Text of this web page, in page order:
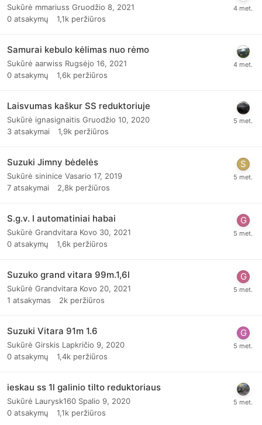
Sukūrė mmariuss Gruodžio 8, 2021
0 atsakymų 1,1k peržiūros
Samurai kebulo kėlimas nuo rėmo
Sukūrė aarwiss Rugsėjo 16, 2021
0 atsakymų 1,6k peržiūros
Laisvumas kaškur SS reduktoriuje
Sukūrė ignasignaitis Gruodžio 10, 2020
3 atsakymai 1,9k peržiūros
Suzuki Jimny bėdelės
Sukūrė sininice Vasario 17, 2019
7 atsakymai 2,8k peržiūros
S.g.v. I automatiniai habai
Sukūrė Grandvitara Kovo 30, 2021
0 atsakymų 1,6k peržiūros
Suzuko grand vitara 99m.1,6l
Sukūrė Grandvitara Kovo 20, 2021
1 atsakymas 2k peržiūros
Suzuki Vitara 91m 1.6
Sukūrė Girskis Lapkričio 9, 2020
0 atsakymų 1,4k peržiūros
ieskau ss 1l galinio tilto reduktoriaus
Sukūrė Laurysk160 Spalio 9, 2020
0 atsakymų 1,1k peržiūros